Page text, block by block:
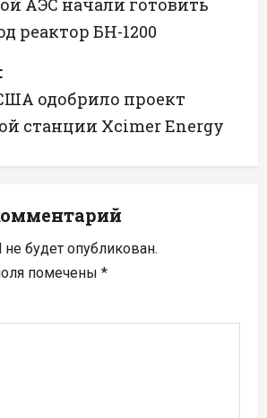
АЭС начали готовить
реактор БН-1200
одобрило проект
станции Xcimer Energy
будет опубликован.
помечены *